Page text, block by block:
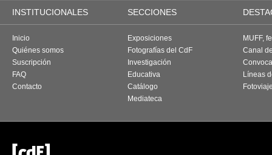
INSTITUCIONALES SECCIONES
Inicio
Quiénes somos
Suscripción
FAQ
Contacto
Exposiciones
Fotografías del CdF
Investigación
Educativa
Catálogo
Mediateca
MUFF,
Canal
Líneas